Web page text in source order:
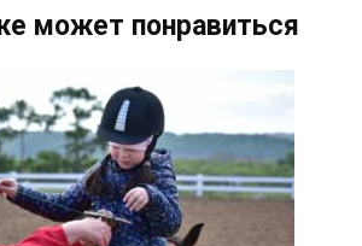
может понравиться